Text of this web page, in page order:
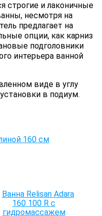
и лаконичные
несмотря на
предлагает на
опции, как карниз
подголовники
интерьера ванной
виде в углу
в подиум.
160 см